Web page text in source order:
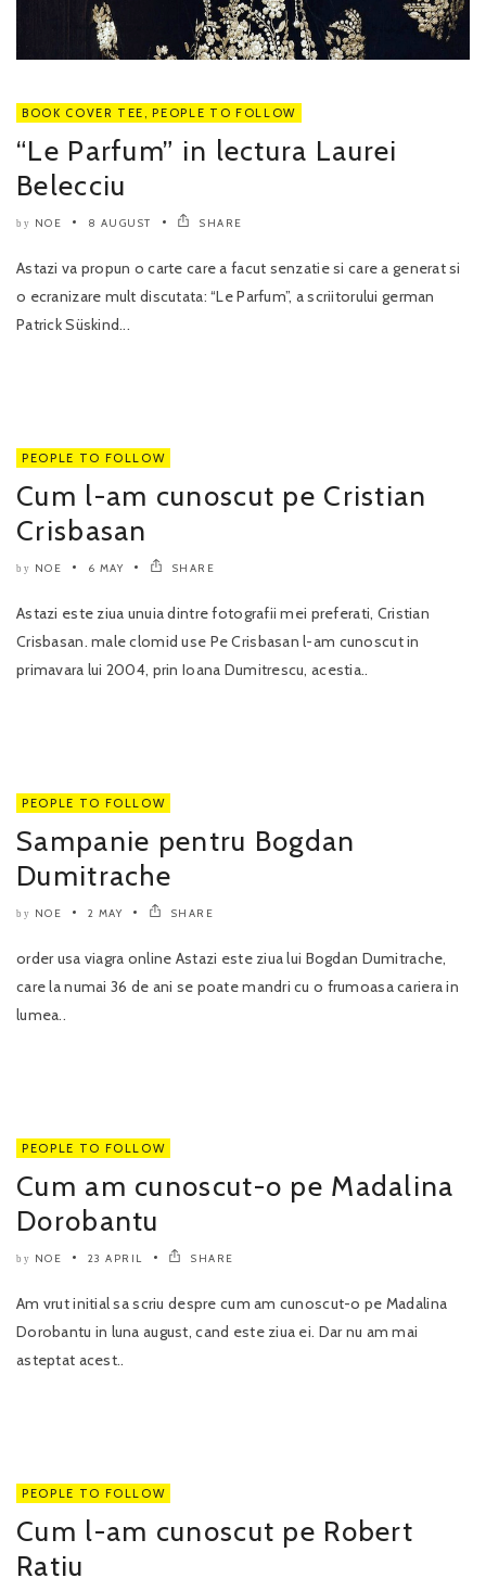
BOOK COVER TEE , PEOPLE TO FOLLOW
“Le Parfum” in lectura Laurei
Belecciu
by NOE 8 AUGUST SHARE
Astazi va propun o carte care a facut senzatie si care a generat si
o ecranizare mult discutata: “Le Parfum”, a scriitorului german
Patrick Süskind...
PEOPLE TO FOLLOW
Cum l-am cunoscut pe Cristian
Crisbasan
by NOE 6 MAY SHARE
Astazi este ziua unuia dintre fotografii mei preferati, Cristian
Crisbasan. male clomid use Pe Crisbasan l-am cunoscut in
primavara lui 2004, prin Ioana Dumitrescu, acestia..
PEOPLE TO FOLLOW
Sampanie pentru Bogdan
Dumitrache
by NOE 2 MAY SHARE
order usa viagra online Astazi este ziua lui Bogdan Dumitrache,
care la numai 36 de ani se poate mandri cu o frumoasa cariera in
lumea..
PEOPLE TO FOLLOW
Cum am cunoscut-o pe Madalina
Dorobantu
by NOE 23 APRIL SHARE
Am vrut initial sa scriu despre cum am cunoscut-o pe Madalina
Dorobantu in luna august, cand este ziua ei. Dar nu am mai
asteptat acest..
PEOPLE TO FOLLOW
Cum l-am cunoscut pe Robert
Ratiu